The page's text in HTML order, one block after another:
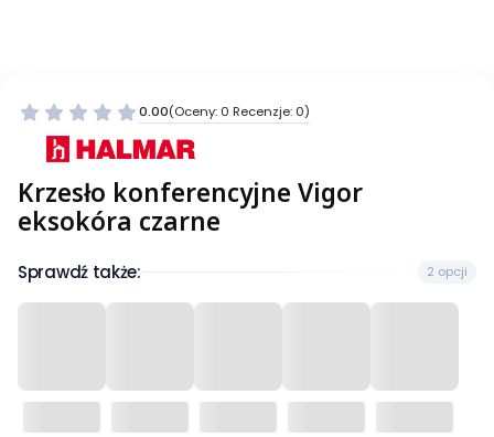
0.00(Oceny: 0 Recenzje: 0)
Krzesło konferencyjne Vigor
eksokóra czarne
Sprawdź także: 2 opcji